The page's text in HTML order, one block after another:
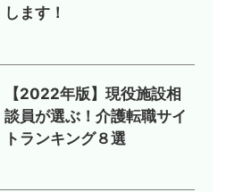
します！
【2022年版】現役施設相
談員が選ぶ！介護転職サイ
トランキング８選